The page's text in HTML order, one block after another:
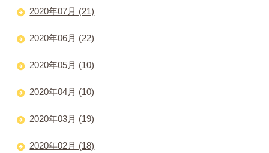
2020年07月 (21)
2020年06月 (22)
2020年05月 (10)
2020年04月 (10)
2020年03月 (19)
2020年02月 (18)